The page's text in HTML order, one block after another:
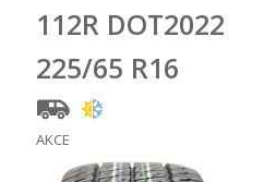
112R DOT2022
225/65 R16
AKCE